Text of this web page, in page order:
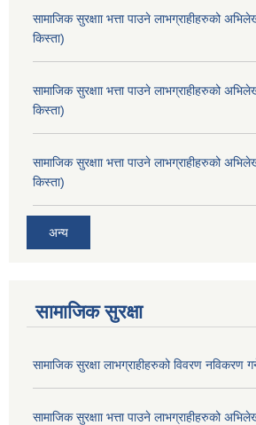
सामाजिक सुरक्षाा भत्ता पाउने लाभग्राहीहरुको
किस्ता)
सामाजिक सुरक्षाा भत्ता पाउने लाभग्राहीहरुको
किस्ता)
सामाजिक सुरक्षाा भत्ता पाउने लाभग्राहीहरुको
किस्ता)
अन्य
सामाजिक सुरक्षा
सामाजिक सुरक्षा लाभग्राहीहरुको विवरण नविकरण
सामाजिक सुरक्षाा भत्ता पाउने लाभग्राहीहरुको